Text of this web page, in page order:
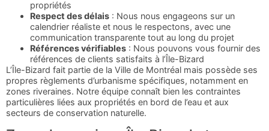
propriétés
Respect des délais : Nous nous engageons sur un
calendrier réaliste et nous le respectons, avec une
communication transparente tout au long du projet
Références vérifiables : Nous pouvons vous fournir des
références de clients satisfaits à l’Île-Bizard
L’Île-Bizard fait partie de la Ville de Montréal mais possède ses
propres règlements d’urbanisme spécifiques, notamment en
zones riveraines. Notre équipe connaît bien les contraintes
particulières liées aux propriétés en bord de l’eau et aux
secteurs de conservation naturelle.